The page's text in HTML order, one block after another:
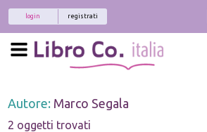
registrati
login
Autore: Marco Segala
2 oggetti trovati